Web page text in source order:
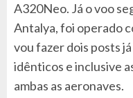
A320Neo. Já o voo
Antalya, foi operado
vou fazer dois posts
idênticos e inclusive
ambas as aeronaves.